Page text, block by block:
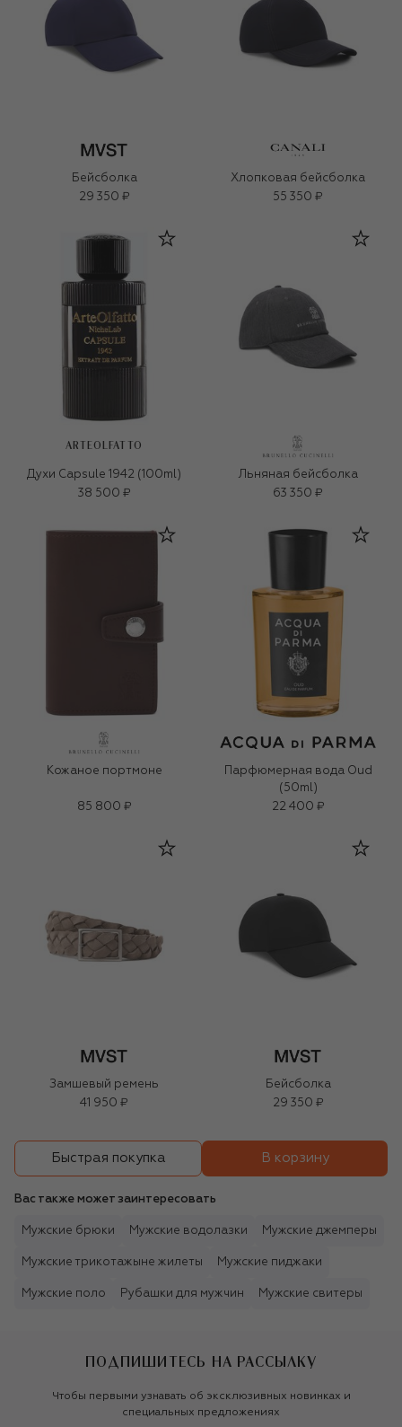
Бейсболка
29 350 ₽
Хлопковая бейсболка
55 350 ₽
ARTEOLFATTO
Духи Capsule 1942 (100ml)
38 500 ₽
Льняная бейсболка
63 350 ₽
Кожаное портмоне
85 800 ₽
Парфюмерная вода Oud
(50ml)
22 400 ₽
Замшевый ремень
41 950 ₽
Бейсболка
29 350 ₽
Быстрая покупка В корзину
Вас также может заинтересовать
Мужские брюки Мужские водолазки Мужские джемперы
Мужские трикотажыне жилеты Мужские пиджаки
Мужские поло Рубашки для мужчин Мужские свитеры
ПОДПИШИТЕСЬ НА РАССЫЛКУ
Чтобы первыми узнавать об эксклюзивных новинках и
специальных предложениях